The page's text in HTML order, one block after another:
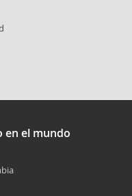
en el mundo